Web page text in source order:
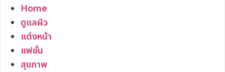
Home
ดูแลผิว
แต่งหน้า
แฟชั่น
สุขภาพ